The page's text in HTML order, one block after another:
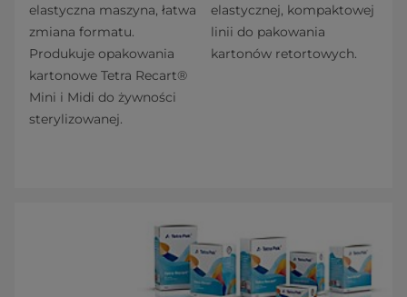
elastyczna maszyna, łatwa
zmiana formatu.
Produkuje opakowania
kartonowe Tetra Recart®
Mini i Midi do żywności
sterylizowanej.
elastycznej, kompaktowej
linii do pakowania
kartonów retortowych.